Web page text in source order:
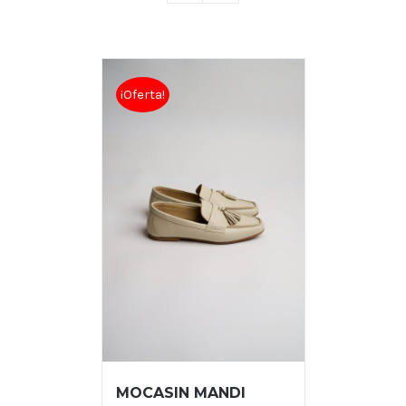
¡Oferta!
MOCASIN MANDI